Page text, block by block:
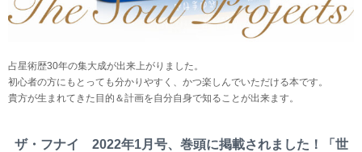
占星術歴30年の集大成が出来上がりました。
初心者の方にもとっても分かりやすく、かつ楽しんでいただける本です。
貴方が生まれてきた目的＆計画を自分自身で知ることが出来ます。
ザ・フナイ 2022年1月号、巻頭に掲載されました！「世